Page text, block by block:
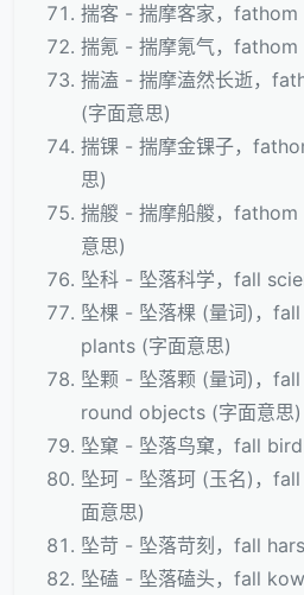
揣客 - 揣摩客家，fathom
揣氪 - 揣摩氪气，
揣溘 - 揣摩溘然长逝，
(字面意思)
揣锞 - 揣摩金锞子，
思)
揣艐 - 揣摩船艐，
意思)
坠科 - 坠落科学，fall
坠棵 - 坠落棵 (量词)，
plants (字面意思)
坠颗 - 坠落颗 (量词)，
round objects (字面意思)
坠窠 - 坠落鸟窠，fall
坠珂 - 坠落珂 (玉名)，
面意思)
坠苛 - 坠落苛刻，fall
坠磕 - 坠落磕头，fall